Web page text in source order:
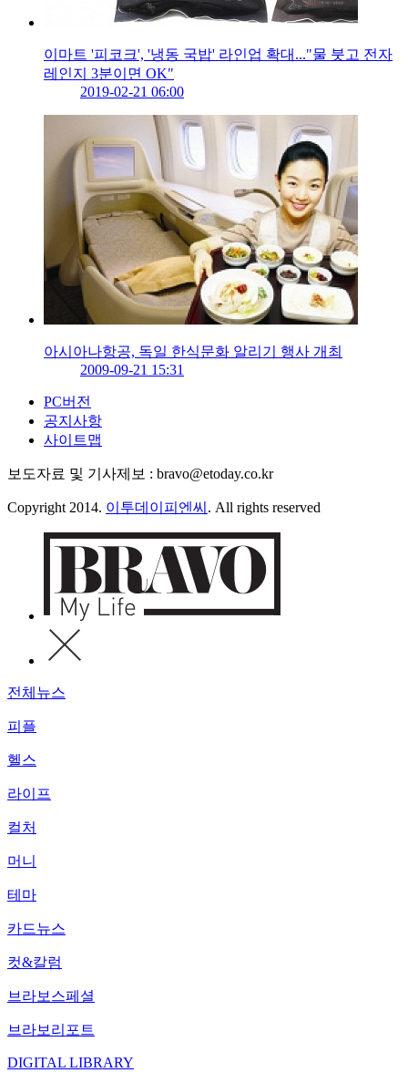
이마트 '피코크', '냉동 국밥' 라인업 확대..."물 붓고 전자
레인지 3분이면 OK"
2019-02-21 06:00
아시아나항공, 독일 한식문화 알리기 행사 개최
2009-09-21 15:31
PC버전
공지사항
사이트맵
보도자료 및 기사제보 : bravo@etoday.co.kr
Copyright 2014. 이투데이피엔씨 . All rights reserved
전체뉴스
피플
헬스
라이프
컬처
머니
테마
카드뉴스
컷&칼럼
브라보스페셜
브라보리포트
DIGITAL LIBRARY